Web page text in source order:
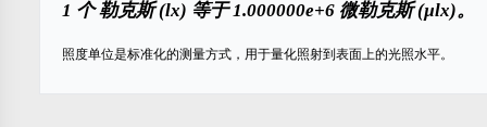
1 个 勒克斯 (lx) 等于 1.000000e+6 微勒克斯 (µlx)。
照度单位是标准化的测量方式，用于量化照射到表面上的光照水平。